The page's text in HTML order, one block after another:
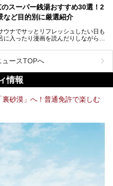
旅」や自分へのご褒美のための宿泊な
ミングで好きなだけサ活ができるのが
設だけでなく、カップルや女性に嬉し
きました。
い施設14選をご紹介します。
のスーパー銭湯おすすめ30選！2
など目的別に厳選紹介
ウナでサッとリフレッシュしたい日も
に入ったり漫画を読んだりしながら一
まい、「このまま朝までゆっくりでき
した経験がある人も多いのではないで
京でおすすめのスーパー銭湯を、目的
る施設や、1,000円以下で楽しめる安
ジャーにもぴったりなエンタメ要素
用のシーンに合わせて参考にしてく
ュースTOPへ
情報
裏砂漠」へ！普通免許で楽しむ